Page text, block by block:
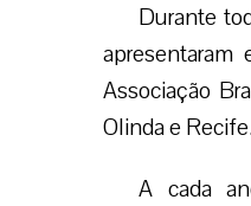
Durante
Associação
Olinda e
A cada